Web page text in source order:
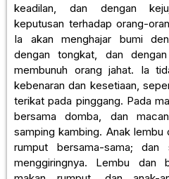
keadilan, dan dengan
keputusan terhadap orang-
Ia akan menghajar bumi
dengan tongkat, dan
membunuh orang jahat. Ia
kebenaran dan kesetiaan,
terikat pada pinggang. Pada
bersama domba, dan
samping kambing. Anak lembu
rumput bersama-sama;
menggiringnya. Lembu dan